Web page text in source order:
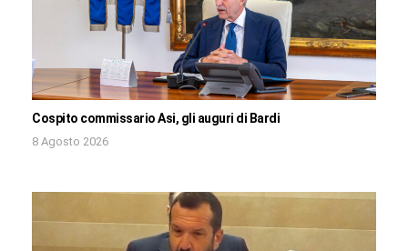
Cospito commissario Asi, gli auguri di Bardi
8 Agosto 2026